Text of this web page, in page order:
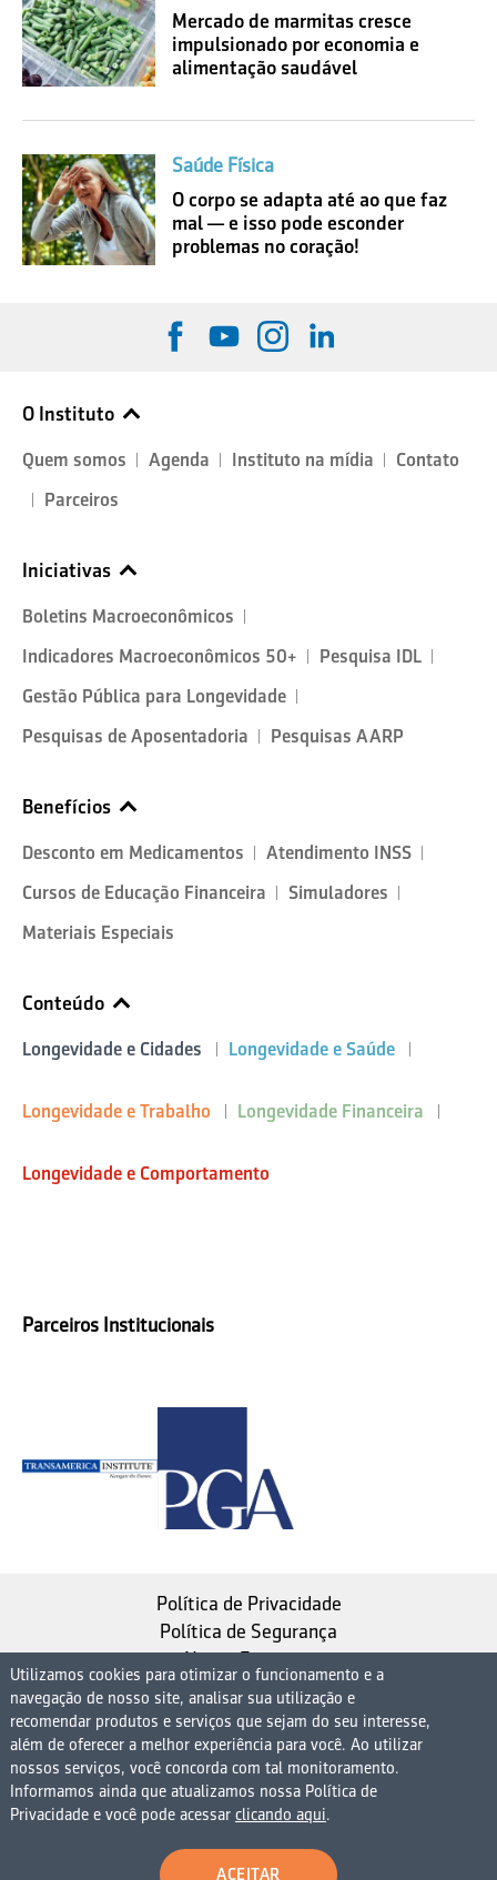
Mercado de marmitas cresce
impulsionado por economia e
alimentação saudável
Saúde Física
O corpo se adapta até ao que faz
mal — e isso pode esconder
problemas no coração!
O Instituto
Quem somos Agenda Instituto na mídia
Contato
Parceiros
Iniciativas
Boletins Macroeconômicos
Indicadores Macroeconômicos 50+
Pesquisa IDL
Gestão Pública para Longevidade
Pesquisas de Aposentadoria
Pesquisas AARP
Benefícios
Desconto em Medicamentos
Atendimento INSS
Cursos de Educação Financeira
Simuladores
Materiais Especiais
Conteúdo
Longevidade e Cidades Longevidade e Saúde
Longevidade e Trabalho Longevidade Financeira
Longevidade e Comportamento
Parceiros Institucionais
Política de Privacidade
Política de Segurança
Nosso Estatuto
Instituto de Longevidade MAG, uma empresa do
Grupo MAG
| CNPJ 08.474.765/0001-75
Avenida Presidente Juscelino Kubitschek, 1830, 15º
andar bloco 1 (parte), Condomínio Edifício São Luiz -
Vila Nova Conceição
Utilizamos cookies para otimizar o funcionamento e a
navegação de nosso site, analisar sua utilização e
recomendar produtos e serviços que sejam do seu interesse,
além de oferecer a melhor experiência para você. Ao utilizar
nossos serviços, você concorda com tal monitoramento.
Informamos ainda que atualizamos nossa Política de
Privacidade e você pode acessar clicando aqui.
ACEITAR